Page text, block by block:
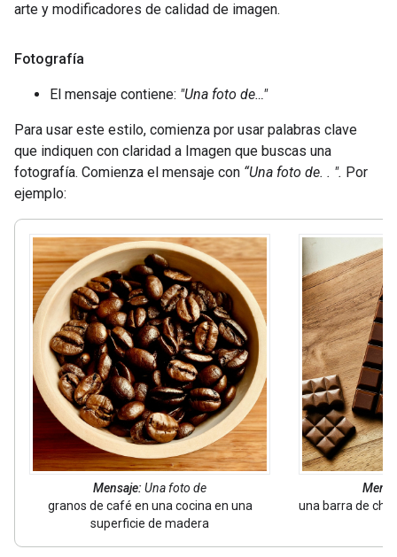
arte y modificadores de calidad de imagen.
Fotografía
El mensaje contiene: "Una foto de…"
Para usar este estilo, comienza por usar palabras clave
que indiquen con claridad a Imagen que buscas una
fotografía. Comienza el mensaje con “Una foto de. . ". Por
ejemplo:
Mensaje: Una foto de
granos de café en una cocina en una
superficie de madera
una barra de